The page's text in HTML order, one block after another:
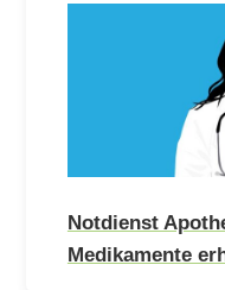
Notdienst
Medikamente